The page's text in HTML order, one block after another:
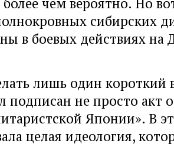
сибирских
в боевых действиях на
лишь один короткий
подписан не просто акт
Японии». В
целая идеология,